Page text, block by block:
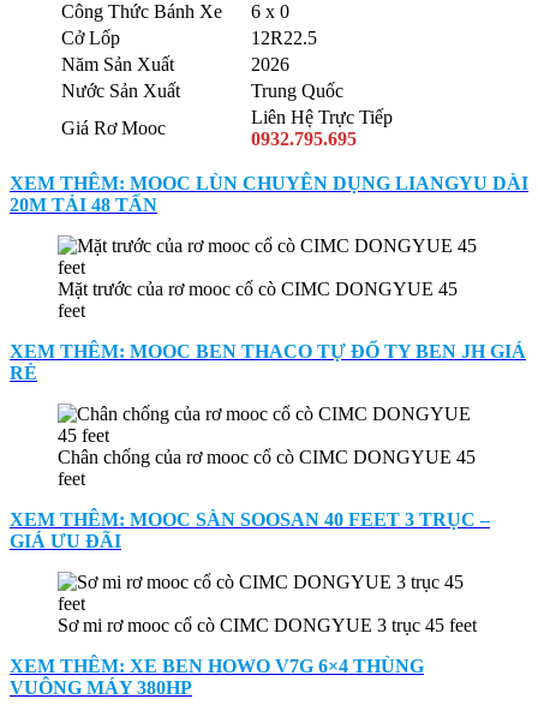
Công Thức Bánh Xe
6 x 0
Cở Lốp
12R22.5
Năm Sản Xuất
2026
Nước Sản Xuất
Trung Quốc
Giá Rơ Mooc
Liên Hệ Trực Tiếp
0932.795.695
XEM THÊM: MOOC LÙN CHUYÊN DỤNG LIANGYU DÀI
20M TẢI 48 TẤN
Mặt trước của rơ mooc cổ cò CIMC DONGYUE 45
feet
XEM THÊM: MOOC BEN THACO TỰ ĐỔ TY BEN JH GIÁ
RẺ
Chân chống của rơ mooc cổ cò CIMC DONGYUE 45
feet
XEM THÊM: MOOC SÀN SOOSAN 40 FEET 3 TRỤC –
GIÁ ƯU ĐÃI
Sơ mi rơ mooc cổ cò CIMC DONGYUE 3 trục 45 feet
XEM THÊM: XE BEN HOWO V7G 6×4 THÙNG
VUÔNG MÁY 380HP